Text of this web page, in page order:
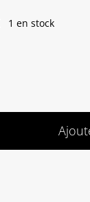
1 en stock